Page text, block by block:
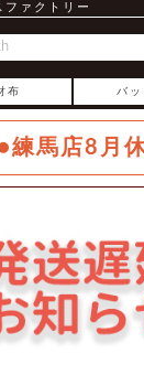
ァクトリー
布 バッ
練馬店8月